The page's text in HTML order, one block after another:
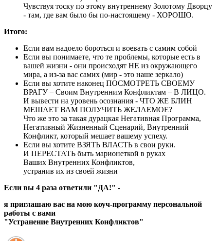
Чувствуя тоску по этому внутреннему Золотому Дворцу
- там, где вам было бы по-настоящему - ХОРОШО.
Итого:
Если вам надоело бороться и воевать с самим собой
Если вы понимаете, что те проблемы, которые есть в
вашей жизни - они происходят НЕ из окружающего
мира, а из-за вас самих (мир - это наше зеркало)
Если вы хотите наконец ПОСМОТРЕТЬ СВОЕМУ
ВРАГУ – Своим Внутренним Конфликтам – В ЛИЦО.
И вывести на уровень осознания - ЧТО ЖЕ БЛИН
МЕШАЕТ ВАМ ПОЛУЧИТЬ ЖЕЛАЕМОЕ?
Что же это за такая дурацкая Негативная Программа,
Негативный Жизненный Сценарий, Внутренний
Конфликт, который мешает вашему успеху.
Если вы хотите ВЗЯТЬ ВЛАСТЬ в свои руки.
И ПЕРЕСТАТЬ быть марионеткой в руках
Ваших Внутренних Конфликтов,
устранив их из своей жизни
Если вы 4 раза ответили "ДА!" -
я приглашаю вас на мою коуч-программу персональной
работы с вами
"Устранение Внутренних Конфликтов"